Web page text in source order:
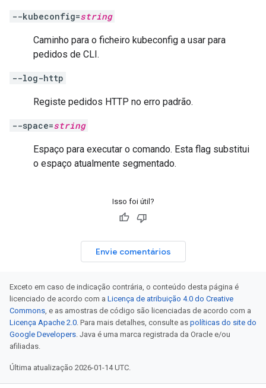
--kubeconfig=string
Caminho para o ficheiro kubeconfig a usar para
pedidos de CLI.
--log-http
Registe pedidos HTTP no erro padrão.
--space=string
Espaço para executar o comando. Esta flag substitui
o espaço atualmente segmentado.
Isso foi útil?
Envie comentários
Exceto em caso de indicação contrária, o conteúdo desta página é
licenciado de acordo com a Licença de atribuição 4.0 do Creative
Commons, e as amostras de código são licenciadas de acordo com a
Licença Apache 2.0. Para mais detalhes, consulte as políticas do site do
Google Developers. Java é uma marca registrada da Oracle e/ou
afiliadas.
Última atualização 2026-01-14 UTC.